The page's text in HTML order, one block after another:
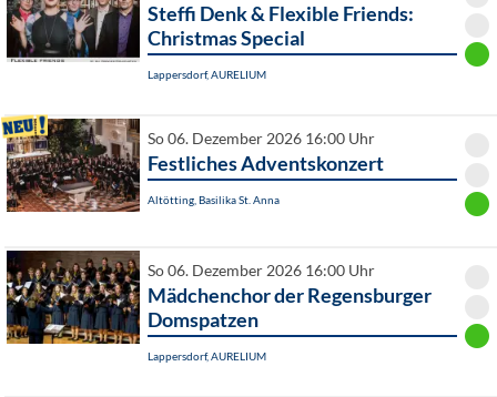
Steffi Denk & Flexible Friends:
Christmas Special
Lappersdorf, AURELIUM
So 06. Dezember 2026 16:00 Uhr
Festliches Adventskonzert
Altötting, Basilika St. Anna
So 06. Dezember 2026 16:00 Uhr
Mädchenchor der Regensburger
Domspatzen
Lappersdorf, AURELIUM